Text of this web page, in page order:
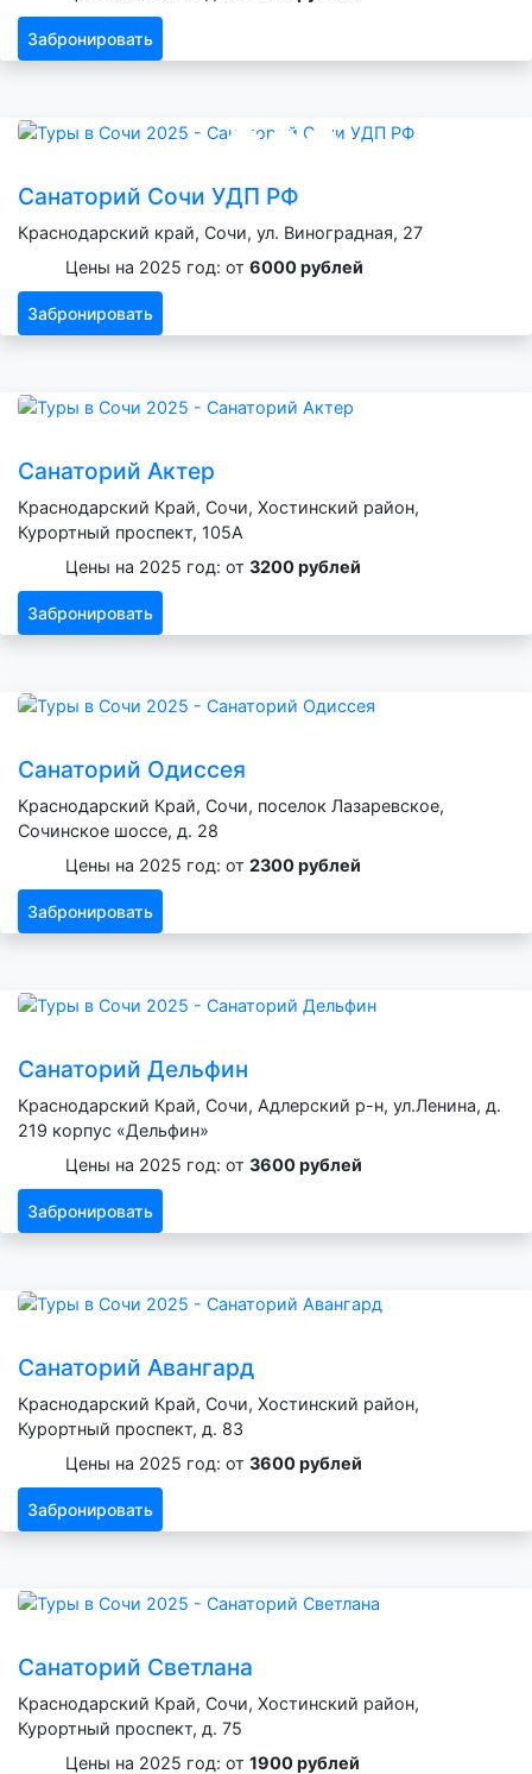
Забронировать
Санаторий Сочи УДП РФ
Краснодарский край, Сочи, ул. Виноградная, 27
Цены на 2025 год: от 6000 рублей
Забронировать
Санаторий Актер
Краснодарский Край, Сочи, Хостинский район,
Курортный проспект, 105А
Цены на 2025 год: от 3200 рублей
Забронировать
Санаторий Одиссея
Краснодарский Край, Сочи, поселок Лазаревское,
Сочинское шоссе, д. 28
Цены на 2025 год: от 2300 рублей
Забронировать
Санаторий Дельфин
Краснодарский Край, Сочи, Адлерский р-н, ул.Ленина, д.
219 корпус «Дельфин»
Цены на 2025 год: от 3600 рублей
Забронировать
Санаторий Авангард
Краснодарский Край, Сочи, Хостинский район,
Курортный проспект, д. 83
Цены на 2025 год: от 3600 рублей
Забронировать
Санаторий Светлана
Краснодарский Край, Сочи, Хостинский район,
Курортный проспект, д. 75
Цены на 2025 год: от 1900 рублей